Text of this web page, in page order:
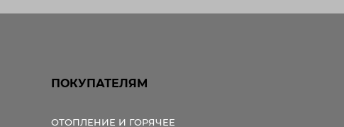
ПОКУПАТЕЛЯМ
ОТОПЛЕНИЕ И ГОРЯЧЕЕ